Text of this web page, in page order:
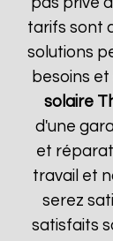
tarifs sont
solutions
besoins
solaire
d'une
et
travail et
serez
satisfaits